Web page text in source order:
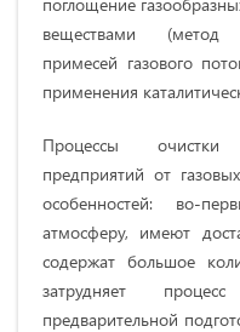
веществами (метод
примесей газового
применения
Процессы очистки
предприятий от
особенностей: во-
атмосферу, имеют
содержат большое
затрудняет
предварительной